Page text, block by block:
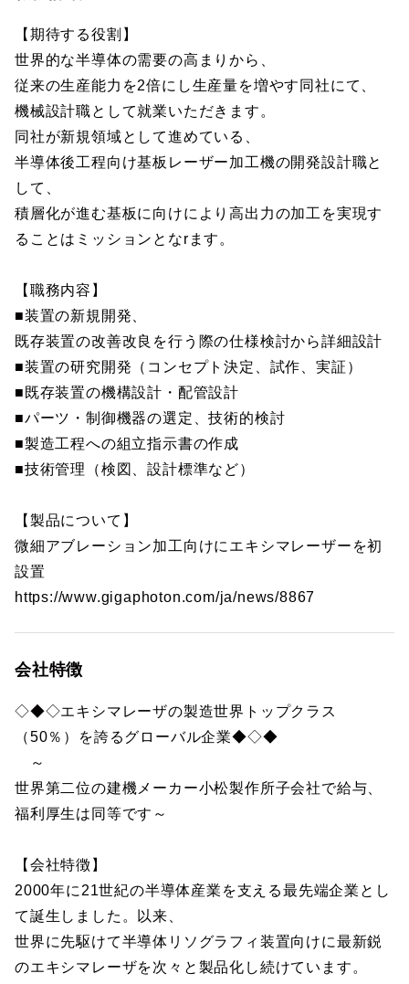
【期待する役割】
世界的な半導体の需要の高まりから、
従来の生産能力を2倍にし生産量を増やす同社にて、
機械設計職として就業いただきます。
同社が新規領域として進めている、
半導体後工程向け基板レーザー加工機の開発設計職と
して、
積層化が進む基板に向けにより高出力の加工を実現す
ることはミッションとなrます。
【職務内容】
■装置の新規開発、
既存装置の改善改良を行う際の仕様検討から詳細設計
■装置の研究開発（コンセプト決定、試作、実証）
■既存装置の機構設計・配管設計
■パーツ・制御機器の選定、技術的検討
■製造工程への組立指示書の作成
■技術管理（検図、設計標準など）
【製品について】
微細アブレーション加工向けにエキシマレーザーを初
設置
https://www.gigaphoton.com/ja/news/8867
会社特徴
◇◆◇エキシマレーザの製造世界トップクラス
（50％）を誇るグローバル企業◆◇◆
～
世界第二位の建機メーカー小松製作所子会社で給与、
福利厚生は同等です～
【会社特徴】
2000年に21世紀の半導体産業を支える最先端企業とし
て誕生しました。以来、
世界に先駆けて半導体リソグラフィ装置向けに最新鋭
のエキシマレーザを次々と製品化し続けています。